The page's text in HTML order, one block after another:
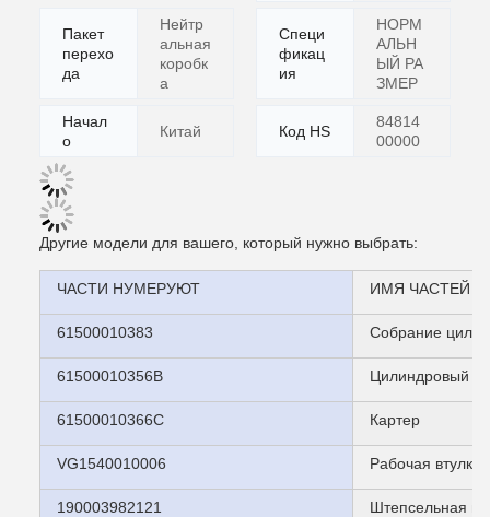
Пакет
перехо
да
Нейтр
альная
коробк
а
Специ
фикац
ия
НОРМ
АЛЬН
ЫЙ РА
ЗМЕР
Начал
о
Китай Код HS
84814
00000
Другие модели для вашего, который нужно выбрать:
ЧАСТИ НУМЕРУЮТ ИМЯ ЧАСТЕЙ
61500010383 Собрание
61500010356B Цилиндровый
61500010366C Картер
VG1540010006 Рабочая втулка
190003982121 Штепсельная